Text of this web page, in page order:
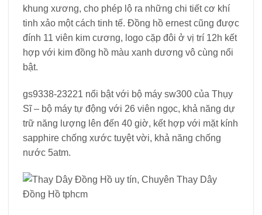
khung xương, cho phép lộ ra những chi tiết cơ khí
tinh xảo một cách tinh tế. Đồng hồ ernest cũng được
đính 11 viên kim cương, logo cặp đôi ở vị trí 12h kết
hợp với kim đồng hồ màu xanh dương vô cùng nổi
bật.
gs9338-23221 nổi bật với bộ máy sw300 của Thụy
Sĩ – bộ máy tự động với 26 viên ngọc, khả năng dự
trữ năng lượng lên đến 40 giờ, kết hợp với mặt kính
sapphire chống xước tuyệt vời, khả năng chống
nước 5atm.